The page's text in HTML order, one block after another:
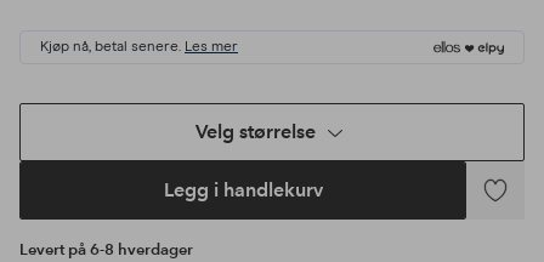
Kjøp nå, betal senere. Les mer
Velg størrelse
Legg i handlekurv
Legg
Levert på 6-8 hverdager